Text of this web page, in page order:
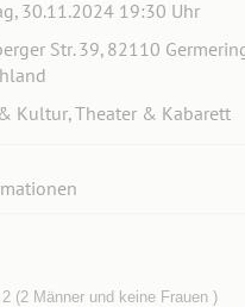
30.11.2024 19:30 Uhr
Str. 39, 82110
Kultur, Theater & Kabarett
(2 Männer und keine Frauen )